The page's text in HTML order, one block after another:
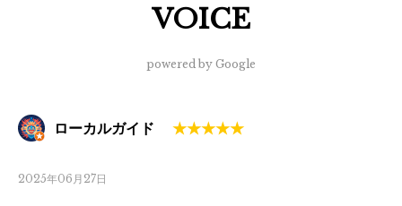
VOICE
powered by Google
ローカルガイド
2025年06月27日